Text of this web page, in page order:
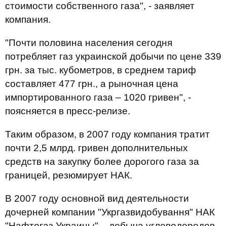
стоимости собственного газа", - заявляет
компания.
"Почти половина населения сегодня
потребляет газ украинской добычи по цене 339
грн. за тыс. кубометров, в среднем тариф
составляет 477 грн., а рыночная цена
импортированного газа – 1020 гривен", -
поясняется в пресс-релизе.
Таким образом, в 2007 году компания тратит
почти 2,5 млрд. гривен дополнительных
средств на закупку более дорогого газа за
границей, резюмирует НАК.
В 2007 году основной вид деятельности
дочерней компании "Укргазвидобування" НАК